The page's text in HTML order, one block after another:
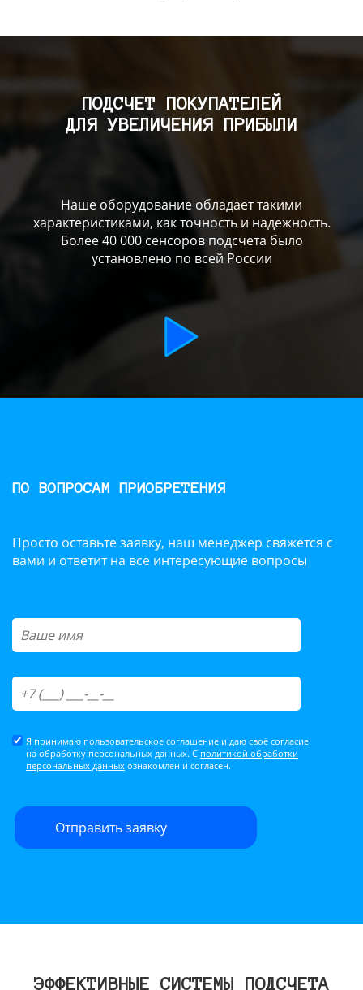
ПОДСЧЕТ ПОКУПАТЕЛЕЙ
ДЛЯ УВЕЛИЧЕНИЯ ПРИБЫЛИ
Наше оборудование обладает такими
характеристиками, как точность и надежность.
Более 40 000 сенсоров подсчета было
установлено по всей России
ПО ВОПРОСАМ ПРИОБРЕТЕНИЯ
Просто оставьте заявку, наш менеджер свяжется с
вами и ответит на все интересующие вопросы
Я принимаю пользовательское соглашение и даю своё согласие
на обработку персональных данных. С политикой обработки
персональных данных ознакомлен и согласен.
ЭФФЕКТИВНЫЕ СИСТЕМЫ ПОДСЧЕТА